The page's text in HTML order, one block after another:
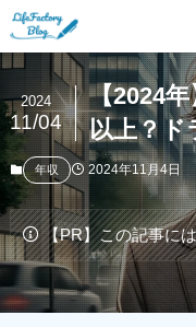
【2024
以上？ド
2024
11/04
年収 2024年11月4日
【PR】この記事に